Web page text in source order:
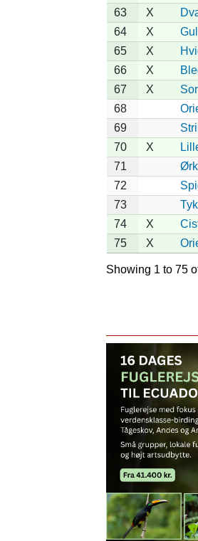
63
X
64
X
65
X
66
X
67
X
68
69
70
X
71
72
73
74
X
75
X
Showing 1 to 75